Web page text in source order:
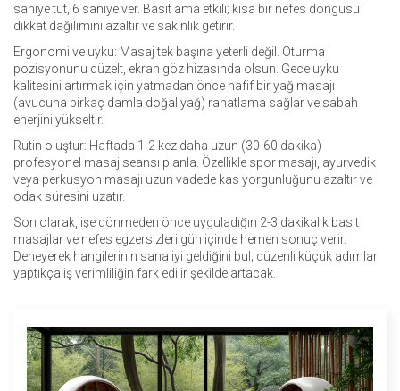
saniye tut, 6 saniye ver. Basit ama etkili; kısa bir nefes döngüsü
dikkat dağılımını azaltır ve sakinlik getirir.
Ergonomi ve uyku: Masaj tek başına yeterli değil. Oturma
pozisyonunu düzelt, ekran göz hizasında olsun. Gece uyku
kalitesini artırmak için yatmadan önce hafif bir yağ masajı
(avucuna birkaç damla doğal yağ) rahatlama sağlar ve sabah
enerjini yükseltir.
Rutin oluştur: Haftada 1-2 kez daha uzun (30-60 dakika)
profesyonel masaj seansı planla. Özellikle spor masajı, ayurvedik
veya perkusyon masajı uzun vadede kas yorgunluğunu azaltır ve
odak süresini uzatır.
Son olarak, işe dönmeden önce uyguladığın 2-3 dakikalık basit
masajlar ve nefes egzersizleri gün içinde hemen sonuç verir.
Deneyerek hangilerinin sana iyi geldiğini bul; düzenli küçük adımlar
yaptıkça iş verimliliğin fark edilir şekilde artacak.